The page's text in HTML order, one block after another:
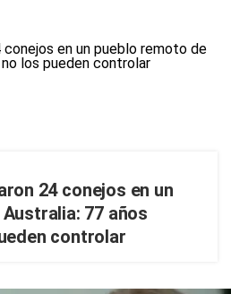
24 conejos en un
77 años
controlar